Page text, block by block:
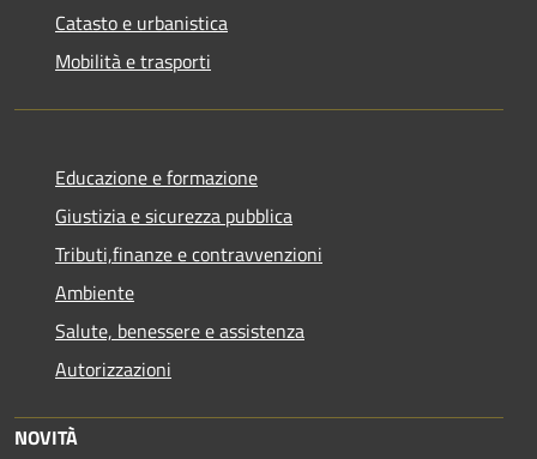
Catasto e urbanistica
Mobilità e trasporti
Educazione e formazione
Giustizia e sicurezza pubblica
Tributi,finanze e contravvenzioni
Ambiente
Salute, benessere e assistenza
Autorizzazioni
NOVITÀ